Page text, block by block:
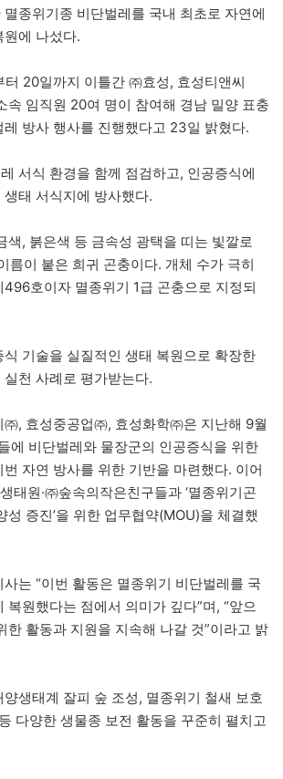
종위기종 비단벌레를 국내 최초로 자연에
에 나섰다.
터 20일까지 이틀간 ㈜효성, 효성티앤씨
속 임직원 20여 명이 참여해 경남 밀양 표충
방사 행사를 진행했다고 23일 밝혔다.
서식 환경을 함께 점검하고, 인공증식에
태 서식지에 방사했다.
색, 붉은색 등 금속성 광택을 띠는 빛깔로
름이 붙은 희귀 곤충이다. 개체 수가 극히
호이자 멸종위기 1급 곤충으로 지정되
기술을 실질적인 생태 복원으로 확장한
천 사례로 평가받는다.
, 효성중공업㈜, 효성화학㈜은 지난해 9월
에 비단벌레와 물장군의 인공증식을 위한
자연 방사를 위한 기반을 마련했다. 이어
태원·㈜숲속의작은친구들과 ‘멸종위기곤
성 증진’을 위한 업무협약(MOU)을 체결했
는 “이번 활동은 멸종위기 비단벌레를 국
복원했다는 점에서 의미가 깊다”며, “앞으
한 활동과 지원을 지속해 나갈 것”이라고 밝
생태계 잘피 숲 조성, 멸종위기 철새 보호
다양한 생물종 보전 활동을 꾸준히 펼치고